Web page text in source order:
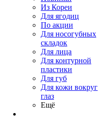
Из Кореи
Для ягодиц
По акции
Для носогубных
складок
Для лица
Для контурной
пластики
Для губ
Для кожи вокруг
глаз
Ещё